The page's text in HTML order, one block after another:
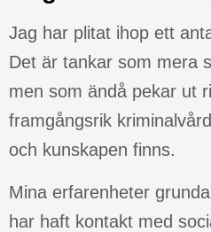
Jag har plitat ihop ett
Det är tankar som mera
men som ändå pekar ut
framgångsrik
och kunskapen finns.
Mina erfarenheter
har haft kontakt med